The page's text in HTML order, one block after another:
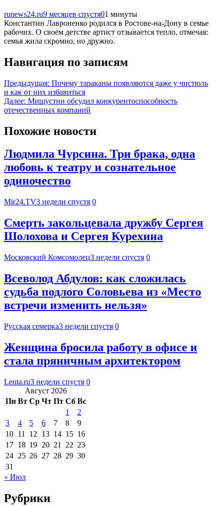
runews24.ru9 месяцев спустя01 минуты
Константин Лавроненко родился в Ростове-на-Дону в семье
рабочих. О своём детстве артист отзывается тепло, отмечая:
семья жила скромно, но дружно.
Навигация по записям
Предыдущая: Почему тараканы появляются даже у чистюль
и как от них избавиться
Далее: Мишустин обсудил конкурентоспособность
отечественных компаний
Похожие новости
Людмила Чурсина. Три брака, одна
любовь к театру и сознательное
одиночество
Mir24.TV3 недели спустя 0
Смерть закольцевала дружбу Сергея
Шолохова и Сергея Курехина
Московский Комсомолец3 недели спустя 0
Всеволод Абдулов: как сложилась
судьба подлого Соловьева из «Место
встречи изменить нельзя»
Русская семерка3 недели спустя 0
Женщина бросила работу в офисе и
стала пряничным архитектором
Lenta.ru3 недели спустя 0
Август 2026
Пн Вт Ср Чт Пт Сб Вс
1
2
3
4 5 6 7 8
9
10 11 12 13 14 15 16
17 18 19 20 21 22 23
24 25 26 27 28 29 30
31
« Июл
Рубрики